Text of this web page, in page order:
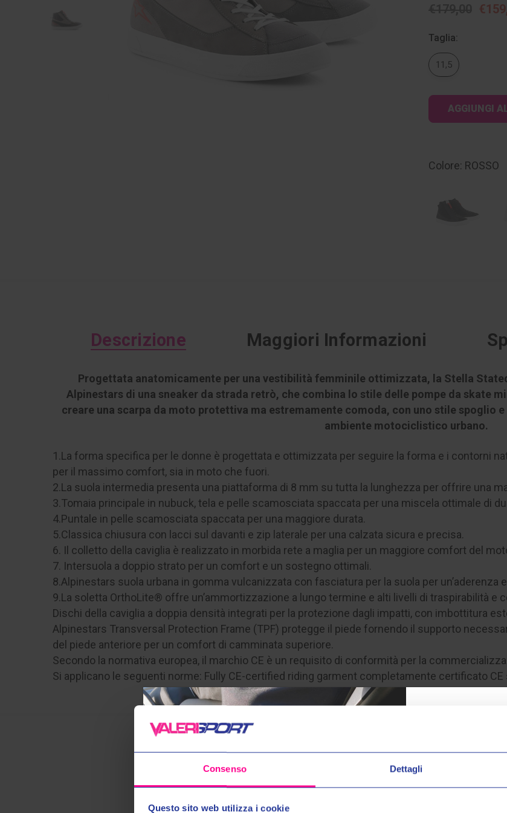
Consenso Dettagli
Questo sito web utilizza i cookie
Taglia:
11,5
Disponibilità
Colore: ROSSO
Descrizione Maggiori Informazioni
Progettata anatomicamente per una vestibilità femminile ottimizzata, la Stella
Alpinestars di una sneaker da strada retrò, che combina lo stile delle pompe da skate
creare una scarpa da moto protettiva ma estremamente comoda, con uno stile spoglio
ambiente motociclistico urbano.
1.La forma specifica per le donne è progettata e ottimizzata per seguire la forma e i contorni
per il massimo comfort, sia in moto che fuori.
2.La suola intermedia presenta una piattaforma di 8 mm su tutta la lunghezza per offrire una
3.Tomaia principale in nubuck, tela e pelle scamosciata spaccata per una miscela ottimale di
4.Puntale in pelle scamosciata spaccata per una maggiore durata.
5.Classica chiusura con lacci sul davanti e zip laterale per una calzata sicura e precisa.
6. Il colletto della caviglia è realizzato in morbida rete a maglia per un maggiore comfort del
7. Intersuola a doppio strato per un comfort e un sostegno ottimali.
8.Alpinestars suola urbana in gomma vulcanizzata con fasciatura per la suola per
9.La soletta OrthoLite® offre un’ammortizzazione a lungo termine e alti livelli di traspirabilità e
Dischi della caviglia a doppia densità integrati per la protezione dagli impatti, con imbottitura
Alpinestars Transversal Protection Frame (TPF) protegge il piede fornendo il supporto
del piede anteriore per un comfort di camminata superiore.
Secondo la normativa europea, il marchio CE è un requisito di conformità per la
Si applicano le seguenti norme: Fully CE-certified riding garment completamente certificato CE
Prodotti Simili
Entra